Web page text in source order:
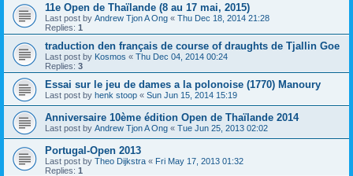
11e Open de Thaïlande (8 au 17 mai, 2015)
Last post by Andrew Tjon A Ong « Thu Dec 18, 2014 21:28
Replies: 1
traduction den français de course of draughts de Tjallin Goe
Last post by Kosmos « Thu Dec 04, 2014 00:24
Replies: 3
Essai sur le jeu de dames a la polonoise (1770) Manoury
Last post by henk stoop « Sun Jun 15, 2014 15:19
Anniversaire 10ème édition Open de Thaïlande 2014
Last post by Andrew Tjon A Ong « Tue Jun 25, 2013 02:02
Portugal-Open 2013
Last post by Theo Dijkstra « Fri May 17, 2013 01:32
Replies: 1